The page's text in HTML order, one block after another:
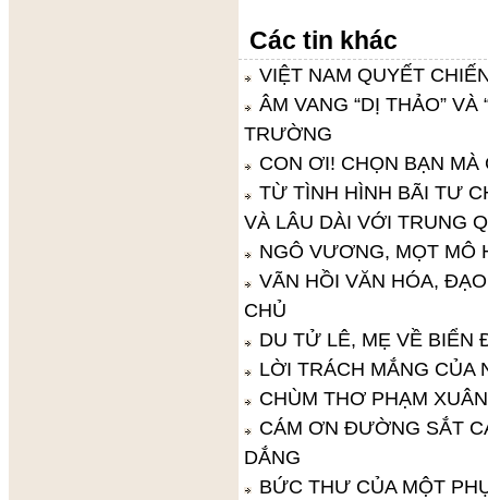
Các tin khác
VIỆT NAM QUYẾT
ÂM VANG “DỊ THẢO”
TRƯỜNG
CON ƠI! CHỌN BẠN MÀ
TỪ TÌNH HÌNH BÃI TƯ
VÀ LÂU DÀI VỚI TRUNG
NGÔ VƯƠNG, MỌT MÔ
VÃN HỒI VĂN HÓA,
CHỦ
DU TỬ LÊ, MẸ VỀ BIỂN
LỜI TRÁCH MẮNG CỦA
CHÙM THƠ PHẠM
CÁM ƠN ĐƯỜNG SẮT
DẮNG
BỨC THƯ CỦA MỘT